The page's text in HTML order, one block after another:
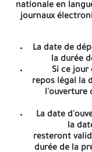
Est adressée à
à la cité
La durée de
de la première
de capacité
nationale et en
Bulletin Officiel
La date de dépôt
la durée de
Si ce jour
repos légal la
nationale en
journaux
La date de
la durée
Si ce
repos légal la
l'ouverture
La date
la
resteront
durée de la